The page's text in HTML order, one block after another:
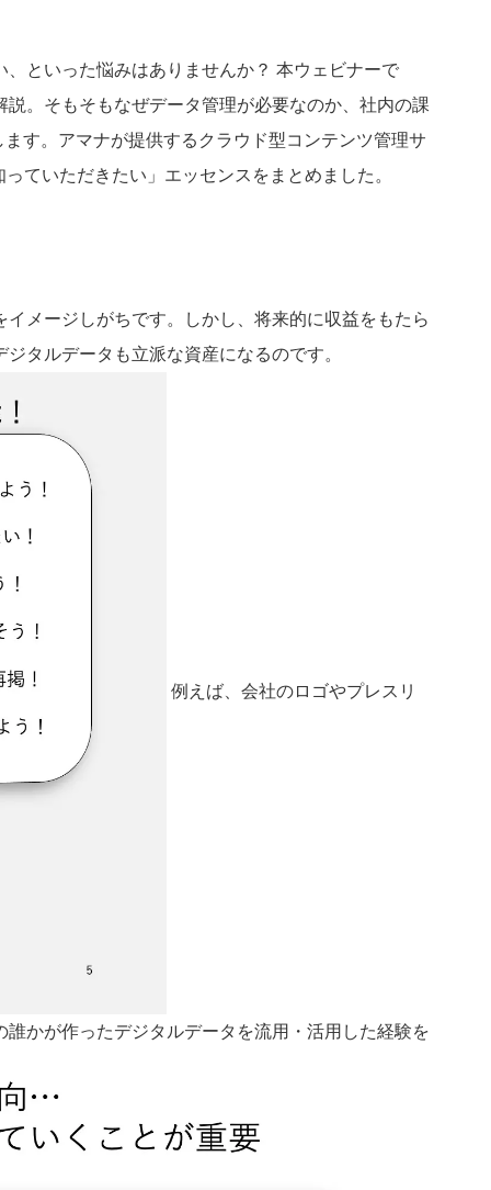
といった悩みはありませんか？ 本ウェビナーで
。そもそもなぜデータ管理が必要なのか、社内の課
す。アマナが提供するクラウド型コンテンツ管理サ
ていただきたい」エッセンスをまとめました。
メージしがちです。しかし、将来的に収益をもたら
タルデータも立派な資産になるのです。
例えば、会社のロゴやプレスリ
かが作ったデジタルデータを流用・活用した経験を